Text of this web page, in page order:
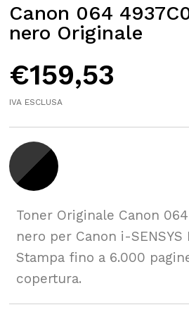
Canon 064
nero Originale
€159,53
IVA ESCLUSA
Toner Originale Canon
nero per Canon i-SENSYS
Stampa fino a 6.000
copertura.